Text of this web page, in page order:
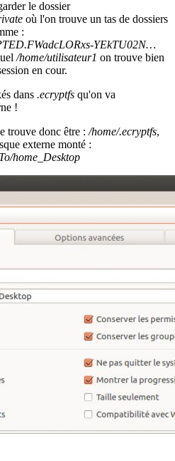
le dossier
où l'on trouve un tas de dossiers
:
YEkTU02N…
/home/utilisateur1 on trouve bien
en cour.
dans .ecryptfs qu'on va
!
trouve donc être : /home/.ecryptfs,
externe monté :
home_Desktop